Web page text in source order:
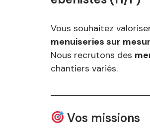
Vous souhaitez
menuiseries sur
Nous recrutons des
chantiers variés.
Vos missions